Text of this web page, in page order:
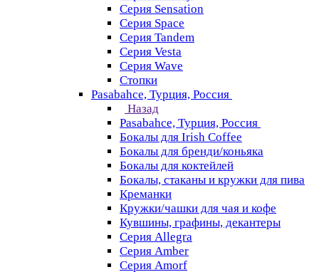
Серия Sensation
Серия Space
Серия Tandem
Серия Vesta
Серия Wave
Стопки
Pasabahce, Турция, Россия
Назад
Pasabahce, Турция, Россия
Бокалы для Irish Coffee
Бокалы для бренди/коньяка
Бокалы для коктейлей
Бокалы, стаканы и кружки для пива
Креманки
Кружки/чашки для чая и кофе
Кувшины, графины, декантеры
Серия Allegra
Серия Amber
Серия Amorf